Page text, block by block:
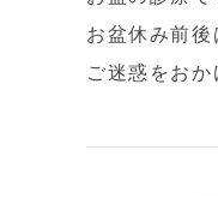
お盆休み前
ご迷惑をおか